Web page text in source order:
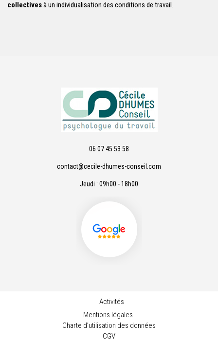
collectivesà un individualisation des conditions de travail.
06 07 45 53 58
contact@cecile-dhumes-conseil.com
Jeudi : 09h00 - 18h00
Activités
Mentions légales
Charte d’utilisation des données
CGV